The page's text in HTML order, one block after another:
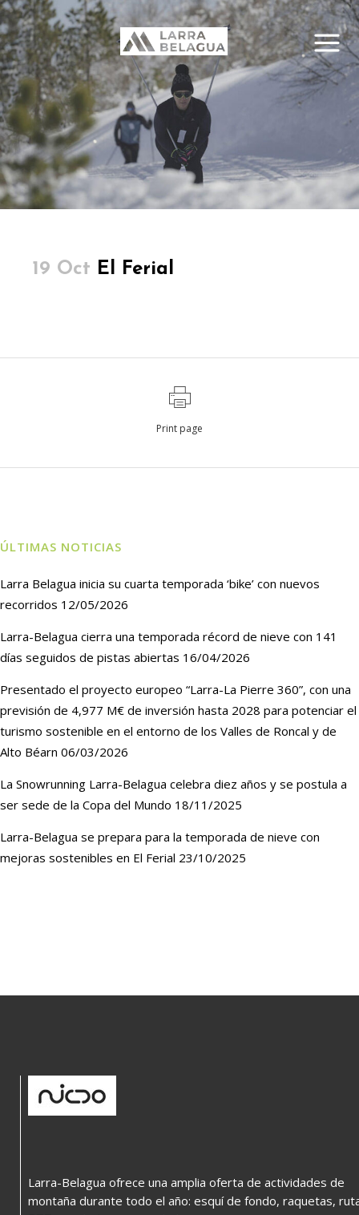
19 Oct El Ferial
Print page
ÚLTIMAS NOTICIAS
Larra Belagua inicia su cuarta temporada ‘bike’ con nuevos
recorridos 12/05/2026
Larra-Belagua cierra una temporada récord de nieve con 141
días seguidos de pistas abiertas 16/04/2026
Presentado el proyecto europeo “Larra-La Pierre 360”, con una
previsión de 4,977 M€ de inversión hasta 2028 para potenciar el
turismo sostenible en el entorno de los Valles de Roncal y de
Alto Béarn 06/03/2026
La Snowrunning Larra-Belagua celebra diez años y se postula a
ser sede de la Copa del Mundo 18/11/2025
Larra-Belagua se prepara para la temporada de nieve con
mejoras sostenibles en El Ferial 23/10/2025
Larra-Belagua ofrece una amplia oferta de actividades de
montaña durante todo el año: esquí de fondo, raquetas,